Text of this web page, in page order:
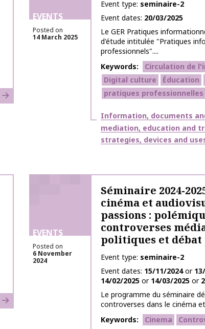
Learn more
EVENTS
Posted on
14 March 2025
Event type seminaire-2
Event dates 20/03/2025
Le GER Pratiques
d'étude intitulée "Pratiques
professionnels"....
Keywords
Circulation de
Digital culture
Éducation
pratiques professionnelles
Themes
Information, documents
mediation, education and
strategies, devices and
Learn more
EVENTS
Posted on
6 November
2024
Séminaire 2024-
cinéma et
passions :
controverses
politiques et
Event type seminaire-2
Event dates 15/11/2024 or
14/02/2025 or 14/03/2025 or
Le programme du séminaire
controverses dans le cinéma
Keywords
Cinema